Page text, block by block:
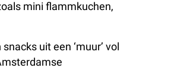
mini flammkuchen,
uit een ‘muur’ vol